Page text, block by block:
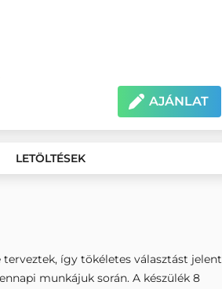
AJÁNLAT
LETÖLTÉSEK
így tökéletes választást jelent
munkájuk során. A készülék 8